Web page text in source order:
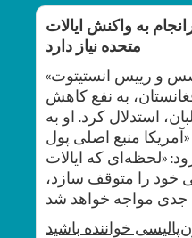
به واکنش ایالات
متحده نیاز دارد
«دکتر داوود مرادیان، موسس و رییس انستیتوت
به نفع کاهش
استدلال کرد. او به
منبع اصلی پول
«لحظه‌ای که ایالات
خود را متوقف سازد،
خواننده